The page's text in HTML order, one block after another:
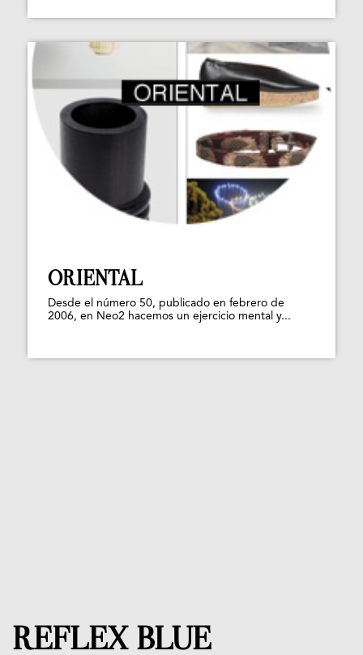
ORIENTAL
Desde el número 50, publicado en febrero de
2006, en Neo2 hacemos un ejercicio mental y...
REFLEX BLUE